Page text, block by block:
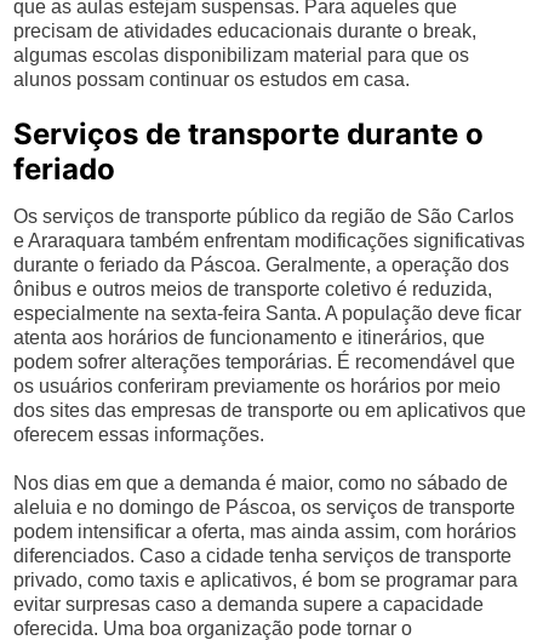
que as aulas estejam suspensas. Para aqueles que
precisam de atividades educacionais durante o break,
algumas escolas disponibilizam material para que os
alunos possam continuar os estudos em casa.
Serviços de transporte durante o
feriado
Os serviços de transporte público da região de São Carlos
e Araraquara também enfrentam modificações significativas
durante o feriado da Páscoa. Geralmente, a operação dos
ônibus e outros meios de transporte coletivo é reduzida,
especialmente na sexta-feira Santa. A população deve ficar
atenta aos horários de funcionamento e itinerários, que
podem sofrer alterações temporárias. É recomendável que
os usuários conferiram previamente os horários por meio
dos sites das empresas de transporte ou em aplicativos que
oferecem essas informações.
Nos dias em que a demanda é maior, como no sábado de
aleluia e no domingo de Páscoa, os serviços de transporte
podem intensificar a oferta, mas ainda assim, com horários
diferenciados. Caso a cidade tenha serviços de transporte
privado, como taxis e aplicativos, é bom se programar para
evitar surpresas caso a demanda supere a capacidade
oferecida. Uma boa organização pode tornar o